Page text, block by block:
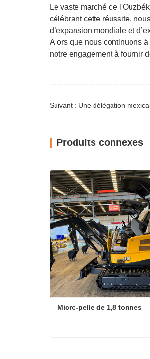
Le vaste marché de
célébrant cette réussite,
d’expansion mondiale et
Alors que nous continuons
notre engagement à fournir
Suivant : Une délégation
Produits connexes
Micro-pelle de 1,8 tonnes